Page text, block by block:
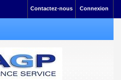
Connexion
Contactez-nous